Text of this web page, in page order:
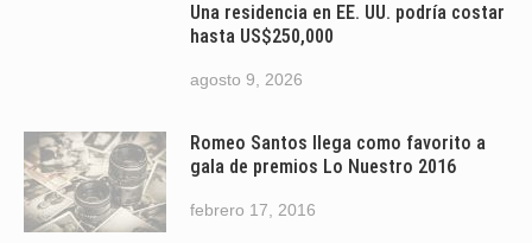
Una residencia en EE. UU. podría costar
hasta US$250,000
agosto 9, 2026
Romeo Santos llega como favorito a
gala de premios Lo Nuestro 2016
febrero 17, 2016